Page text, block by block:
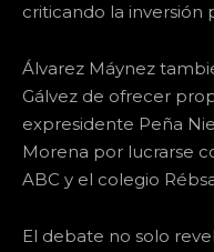
criticando la inversión
Álvarez Máynez
Gálvez de ofrecer
expresidente Peña
Morena por lucrarse
ABC y el colegio
El debate no solo